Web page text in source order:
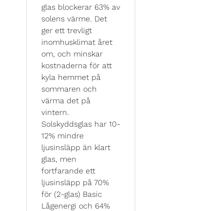
glas blockerar 63% av
solens värme. Det
ger ett trevligt
inomhusklimat året
om, och minskar
kostnaderna för att
kyla hemmet på
sommaren och
värma det på
vintern.
Solskyddsglas har 10-
12% mindre
ljusinsläpp än klart
glas, men
fortfarande ett
ljusinsläpp på 70%
för (2-glas) Basic
Lågenergi och 64%